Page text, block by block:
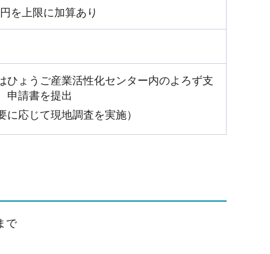
を上限に加算あり
ょうご産業活性化センター内のよろず支
申請書を提出
応じて現地調査を実施）
で